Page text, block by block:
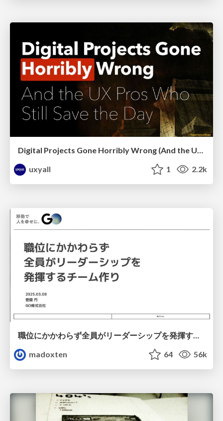
uxyall
1 2.2k
職位にかかわらず全員がリーダーシップを発揮するチーム作り / Building a team where everyone can demonstrate leadership regardless of position
madoxten
64 56k